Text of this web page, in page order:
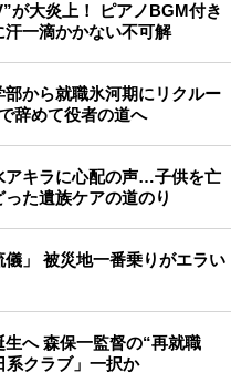
が大炎上！ ピアノBGM付き
一滴かかない不可解
から就職氷河期にリクルー
辞めて役者の道へ
アキラに心配の声…子供を亡
た遺族ケアの道のり
」 被災地一番乗りがエラい
へ 森保一監督の“再就職
系クラブ」一択か